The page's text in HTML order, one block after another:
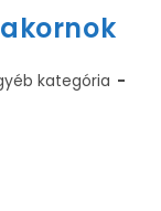
kategória